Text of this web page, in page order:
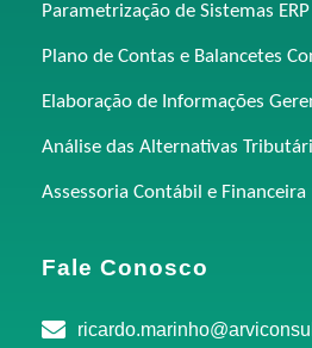
Parametrização de Sistemas ERP
Plano de Contas e Balancetes
Elaboração de Informações
Análise das Alternativas
Assessoria Contábil e Financeira
Fale Conosco